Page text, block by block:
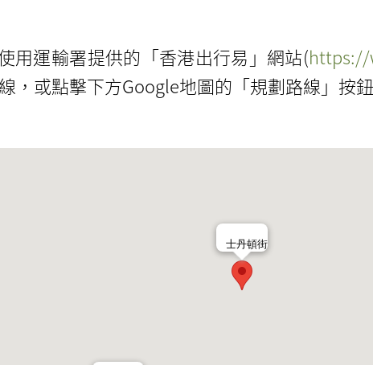
用運輸署提供的「香港出行易」網站(https://
，或點擊下方Google地圖的「規劃路線」按
士丹頓街